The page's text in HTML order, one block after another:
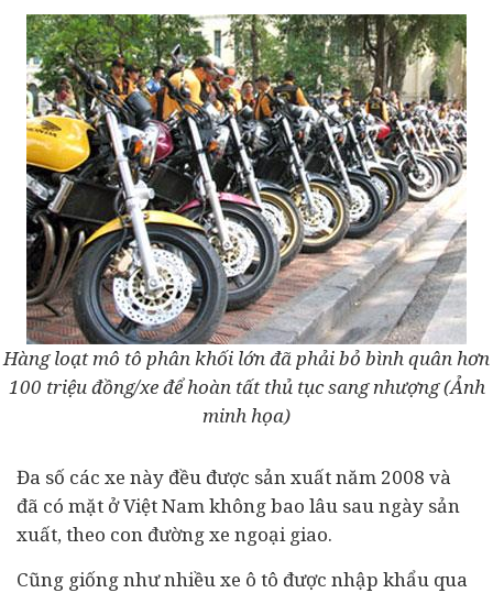
Hàng loạt mô tô phân khối lớn đã phải bỏ bình quân hơn
100 triệu đồng/xe để hoàn tất thủ tục sang nhượng (Ảnh
minh họa)
Đa số các xe này đều được sản xuất năm 2008 và
đã có mặt ở Việt Nam không bao lâu sau ngày sản
xuất, theo con đường xe ngoại giao.
Cũng giống như nhiều xe ô tô được nhập khẩu qua